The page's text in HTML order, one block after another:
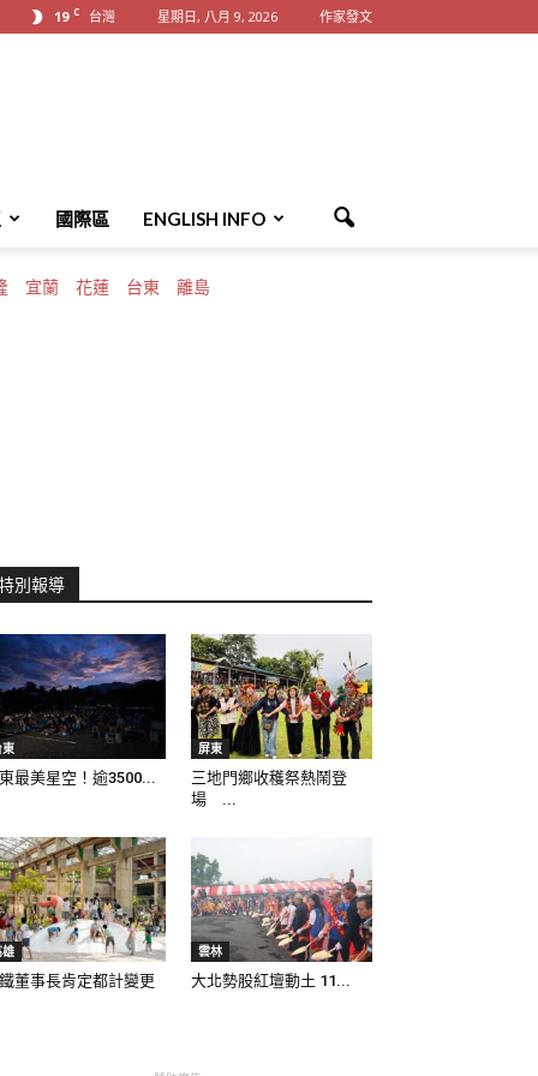
19 C 台灣 星期日, 八月 9, 2026 作家發文
國際區 ENGLISH INFO
宜蘭 花蓮 台東 離島
別報導
東
最美星空！逾3500...
屏東
三地門鄉收穫祭熱鬧登
場 ...
董事長肯定都計變更
雲林
大北勢股紅壇動土 11...